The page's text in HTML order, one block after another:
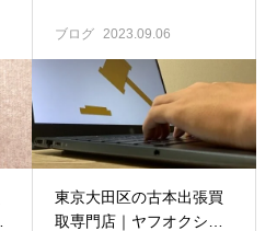
も大歓迎！！
ブログ 2023.09.06
東京大田区の古本出張買
取専門店｜ヤフオクシス